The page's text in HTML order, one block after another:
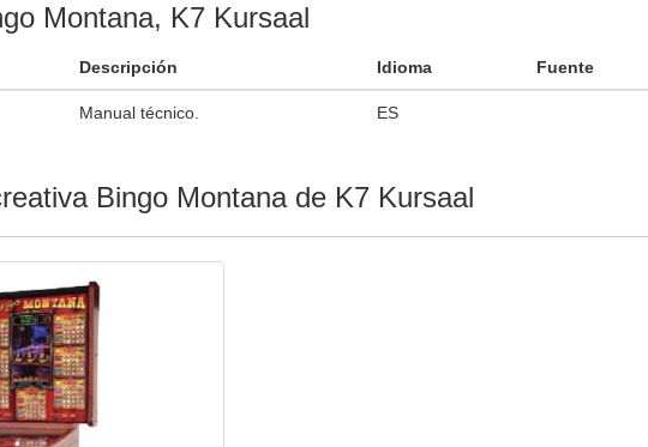
Montana, K7 Kursaal
Descripción Idioma Fuente
Manual técnico. ES
Bingo Montana de K7 Kursaal